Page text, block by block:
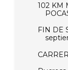
102 KM
FIN DE